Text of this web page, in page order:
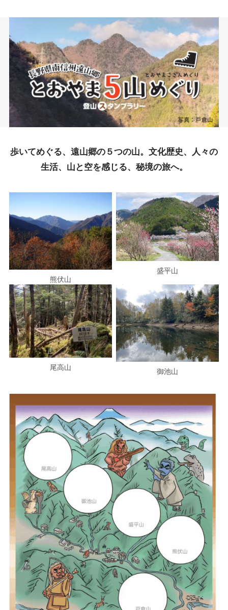
歩いてめぐる、遠山郷の５つの山。文化歴史、人々の
生活、山と空を感じる、秘境の旅へ。
熊伏山
盛平山
尾高山
御池山